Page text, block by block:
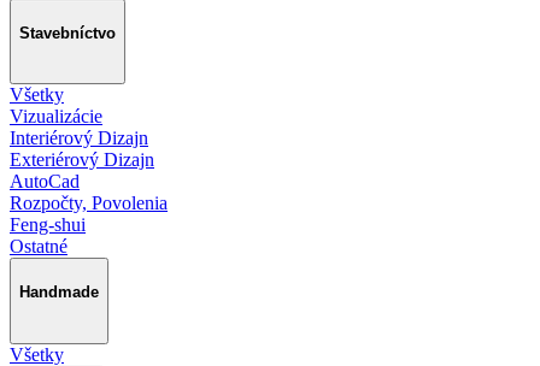
Stavebníctvo
Všetky
Vizualizácie
Interiérový Dizajn
Exteriérový Dizajn
AutoCad
Rozpočty, Povolenia
Feng-shui
Ostatné
Handmade
Všetky